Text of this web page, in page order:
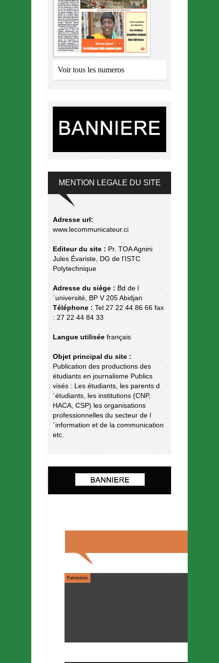
Voir tous les numeros
MENTION LEGALE DU SITE
Adresse url:
www.lecommunicateur.ci
Editeur du site :Pr. TOA Agnini
Jules Évariste, DG de l'ISTC
Polytechnique
Adresse du siège :Bd de l
´université, BP V 205 Abidjan
Téléphone :Tel 27 22 44 86 66 fax
: 27 22 44 84 33
Langue utiliséefrançais
Objet principal du site :
Publication des productions des
étudiants en journalisme Publics
visés : Les étudiants, les parents d
´étudiants, les institutions (CNP,
HACA, CSP) les organisations
professionnelles du secteur de l
´information et de la communication
etc.
Partenaires